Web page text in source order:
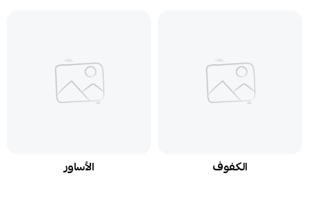
الأساور الكفوف